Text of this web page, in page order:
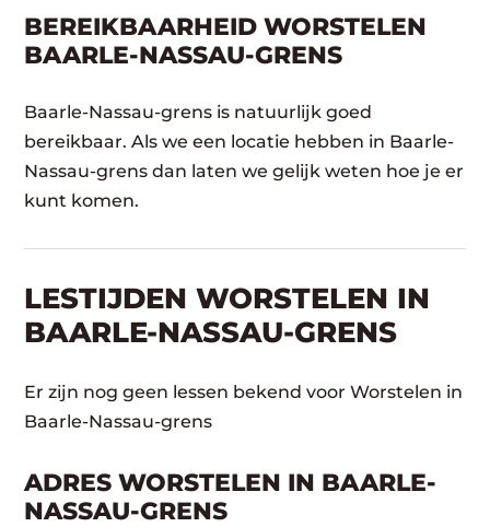
BEREIKBAARHEID WORSTELEN
BAARLE-NASSAU-GRENS
Baarle-Nassau-grens is natuurlijk goed
bereikbaar. Als we een locatie hebben in Baarle-
Nassau-grens dan laten we gelijk weten hoe je er
kunt komen.
LESTIJDEN WORSTELEN IN
BAARLE-NASSAU-GRENS
Er zijn nog geen lessen bekend voor Worstelen in
Baarle-Nassau-grens
ADRES WORSTELEN IN BAARLE-
NASSAU-GRENS